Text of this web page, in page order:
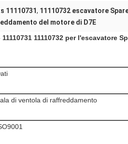
11110731, 11110732 escavatore
del motore di D7E
11110732 per l'escavatore
di ventola di raffreddamento